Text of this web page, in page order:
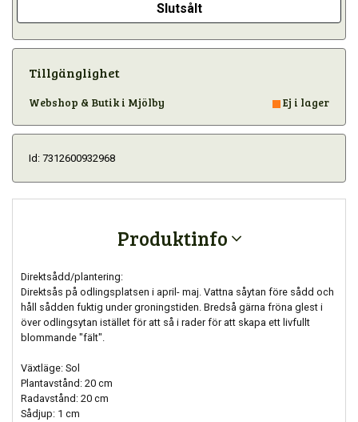
Slutsålt
Tillgänglighet
Webshop & Butik i Mjölby Ej i lager
Id: 7312600932968
Produktinfo
Direktsådd/plantering:
Direktsås på odlingsplatsen i april- maj. Vattna såytan före sådd och
håll sådden fuktig under groningstiden. Bredså gärna fröna glest i
över odlingsytan istället för att så i rader för att skapa ett livfullt
blommande "fält".
Växtläge: Sol
Plantavstånd: 20 cm
Radavstånd: 20 cm
Sådjup: 1 cm